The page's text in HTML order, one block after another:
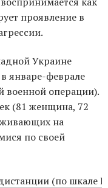
проявление в
Украине
январе-феврале
военной операции).
(81 женщина, 72
на
по своей
(по шкале